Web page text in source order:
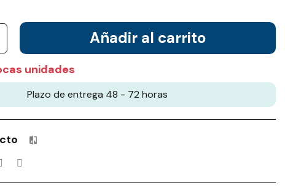
Añadir al carrito
unidades
Plazo de entrega 48 - 72 horas
Productos incluidos en tu lista de comparación: 0 / 4